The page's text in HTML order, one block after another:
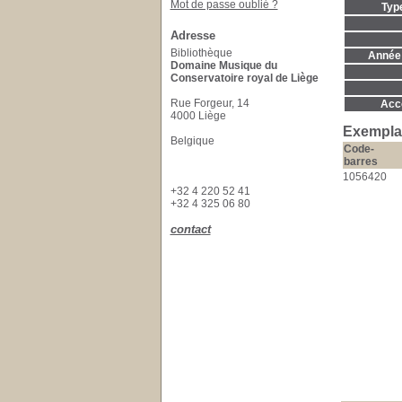
Code-
barres
1056420
Mot de passe oublié ?
Adresse
Bibliothèque
Domaine Musique du
Conservatoire royal de Liège
Rue Forgeur, 14
4000 Liège
Belgique
+32 4 220 52 41
+32 4 325 06 80
contact